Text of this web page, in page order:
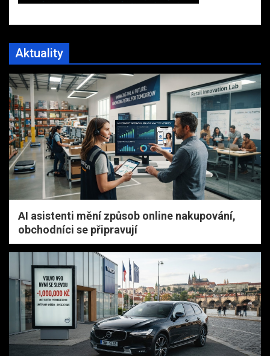
Aktuality
AI asistenti mění způsob online nakupování,
obchodníci se připravují